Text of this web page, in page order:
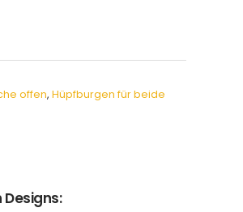
offen, Hüpfburgen für beide